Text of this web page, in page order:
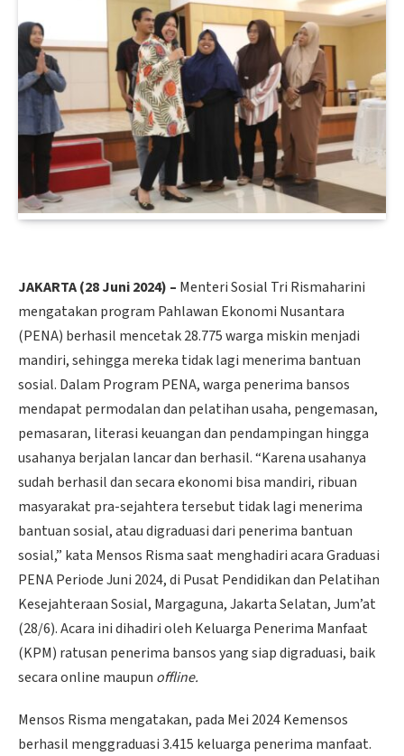
JAKARTA (28 Juni 2024) – Menteri Sosial Tri Rismaharini
mengatakan program Pahlawan Ekonomi Nusantara
(PENA) berhasil mencetak 28.775 warga miskin menjadi
mandiri, sehingga mereka tidak lagi menerima bantuan
sosial. Dalam Program PENA, warga penerima bansos
mendapat permodalan dan pelatihan usaha, pengemasan,
pemasaran, literasi keuangan dan pendampingan hingga
usahanya berjalan lancar dan berhasil. “Karena usahanya
sudah berhasil dan secara ekonomi bisa mandiri, ribuan
masyarakat pra-sejahtera tersebut tidak lagi menerima
bantuan sosial, atau digraduasi dari penerima bantuan
sosial,” kata Mensos Risma saat menghadiri acara Graduasi
PENA Periode Juni 2024, di Pusat Pendidikan dan Pelatihan
Kesejahteraan Sosial, Margaguna, Jakarta Selatan, Jum’at
(28/6). Acara ini dihadiri oleh Keluarga Penerima Manfaat
(KPM) ratusan penerima bansos yang siap digraduasi, baik
secara online maupun offline.
Mensos Risma mengatakan, pada Mei 2024 Kemensos
berhasil menggraduasi 3.415 keluarga penerima manfaat.